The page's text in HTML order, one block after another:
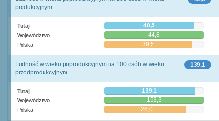
produkcyjnym
Tutaj 40,5
Województwo 44,8
Polska 39,5
139,1
Ludność w wieku poprodukcyjnym na 100 osób w wieku
przedprodukcyjnym
Tutaj 139,1
Województwo 153,3
Polska 126,0